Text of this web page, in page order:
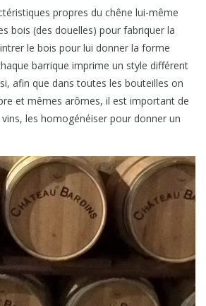
propres du chêne lui-même
bois (des douelles) pour fabriquer la
le bois pour lui donner la forme
barrique imprime un style différent
afin que dans toutes les bouteilles on
et mêmes arômes, il est important de
les homogénéiser pour donner un